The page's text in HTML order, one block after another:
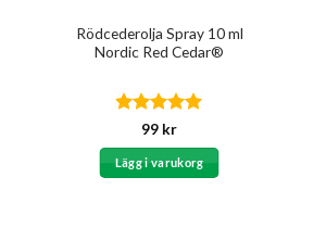
Rödcederolja Spray 10 ml
Nordic Red Cedar®
Betygsatt
av 5
99 kr
Lägg i varukorg